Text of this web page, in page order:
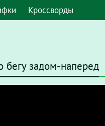
Кроссворды
бегу задом-наперед